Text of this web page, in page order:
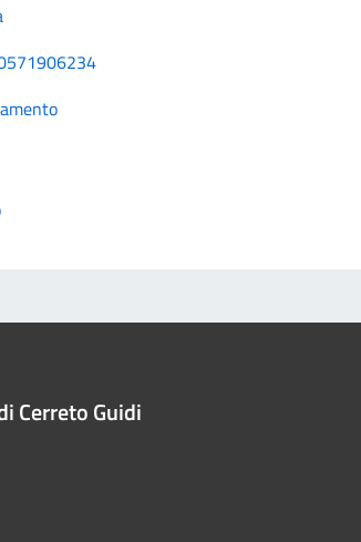
Cerreto Guidi